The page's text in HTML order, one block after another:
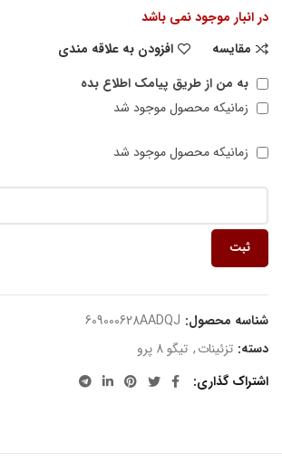
در انبار موجود نمی باشد
مقایسه
افزودن به علاقه مندی
به من از طریق پیامک اطلاع بده
زمانیکه محصول موجود شد
زمانیکه محصول موجود شد
ثبت
شناسه محصول: 609000628AADQJ
دسته: تزئینات, تیگو 8 پرو
اشتراک گذاری